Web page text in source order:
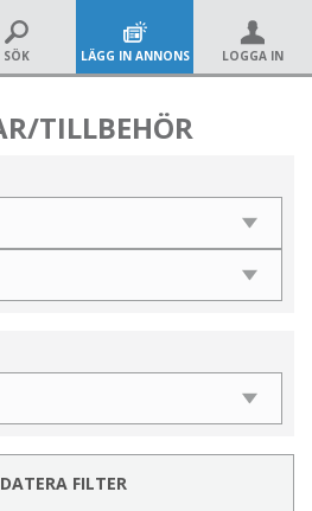
SÖK LÄGG IN ANNONS LOGGA IN
TILLBEHÖR
FILTER